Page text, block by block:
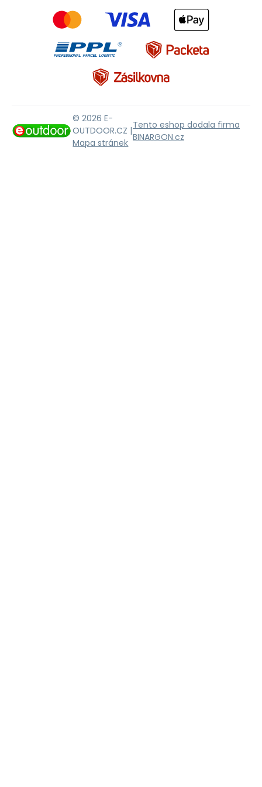
© 2026 E-
OUTDOOR.CZ |
Mapa stránek
Tento eshop dodala firma
BINARGON.cz